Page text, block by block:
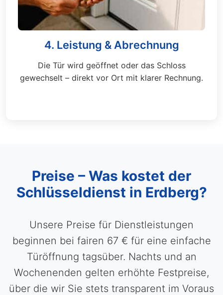
4. Leistung & Abrechnung
Die Tür wird geöffnet oder das Schloss
gewechselt – direkt vor Ort mit klarer Rechnung.
Preise – Was kostet der
Schlüsseldienst in Erdberg?
Unsere Preise für Dienstleistungen
beginnen bei fairen 67 € für eine einfache
Türöffnung tagsüber. Nachts und an
Wochenenden gelten erhöhte Festpreise,
über die wir Sie stets transparent im Voraus